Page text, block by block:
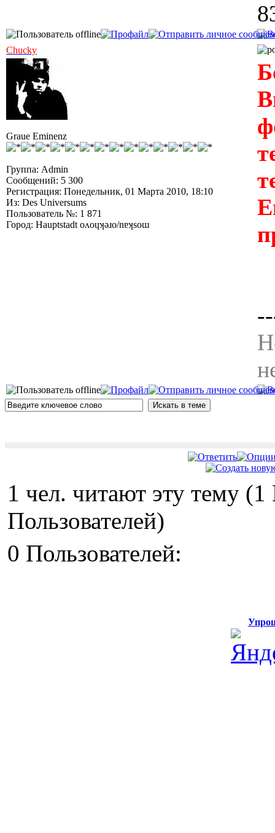
Chucky
Graue Eminenz
Группа: Admin
Сообщений: 5 300
Регистрация: Понедельник, 01 Марта 2010, 18:10
Из: Des Universums
Пользователь №: 1 871
Город: Hauptstadt oʌoɥʞǝɹo/nɐʞsoɯ
1 чел. читают эту тему
Пользователей)
0 Пользователей: